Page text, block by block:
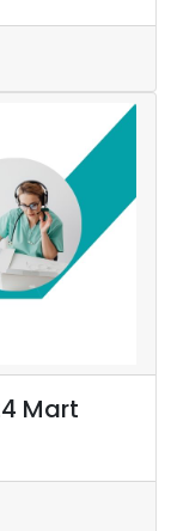
Mart